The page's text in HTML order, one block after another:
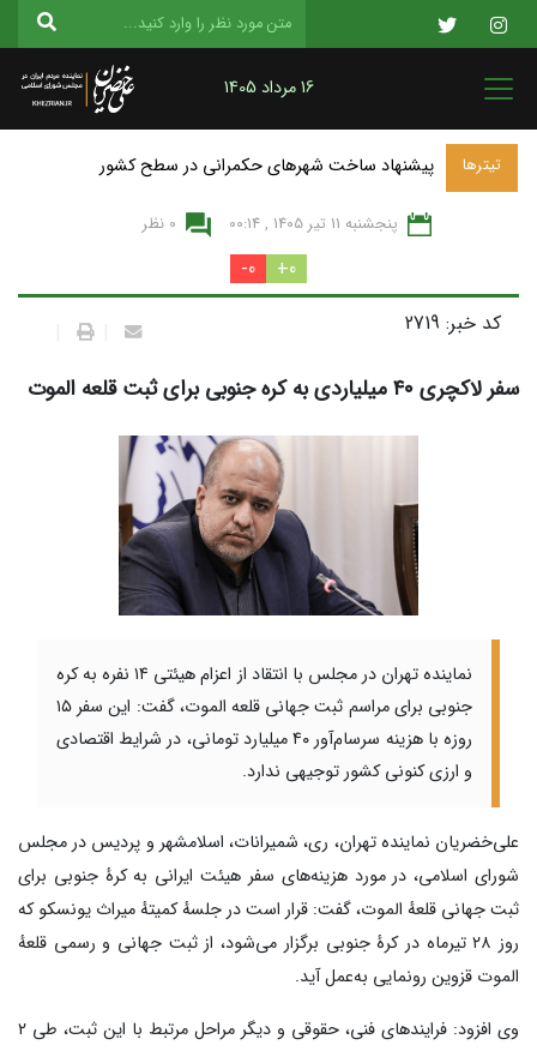
16 مرداد 1405
تیترها پیشنهاد ساخت شهرهای حکمرانی در سطح کشور
پنجشنبه 11 تير 1405 , 00:14 0 نظر
0+
0-
کد خبر: 2719
سفر لاکچری ۴۰ میلیاردی به کره جنوبی برای ثبت قلعه الموت
نماینده تهران در مجلس با انتقاد از اعزام هیئتی ۱۴ نفره به کره
جنوبی برای مراسم ثبت جهانی قلعه الموت، گفت: این سفر ۱۵
روزه با هزینه‌ سرسام‌آور ۴۰ میلیارد تومانی، در شرایط اقتصادی
و ارزی کنونی کشور توجیهی ندارد.
علی‌خضریان نماینده تهران، ری، شمیرانات، اسلامشهر و پردیس در مجلس
شورای اسلامی، در مورد هزینه‌های سفر هیئت ایرانی به کرهٔ جنوبی برای
ثبت جهانی قلعهٔ الموت، گفت: قرار است در جلسهٔ کمیتهٔ میراث یونسکو که
روز ۲۸ تیرماه در کرهٔ جنوبی برگزار می‌شود، از ثبت جهانی و رسمی قلعهٔ
الموت قزوین رونمایی به‌عمل آید.
وی افزود: فرایندهای فنی، حقوقی و دیگر مراحل مرتبط با این ثبت، طی ۲